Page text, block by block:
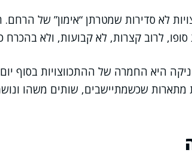
לא סדירות שמטרתן “אימון” של הרחם.
לרוב קצרות, לא קבועות, ולא בהכרח
היא החמרה של ההתכווצויות בסוף
שכשמתיישבים, שותים משהו